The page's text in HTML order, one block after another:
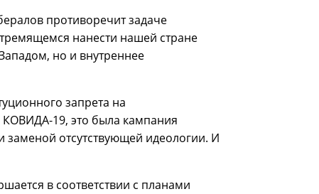
противоречит задаче
нанести нашей стране
но и внутреннее
запрета на
КОВИДА-19, это была кампания
заменой отсутствующей идеологии. И
в соответствии с планами